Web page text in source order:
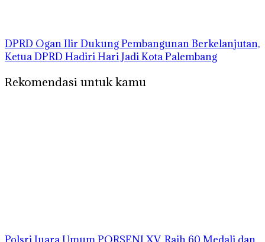
DPRD Ogan Ilir Dukung Pembangunan Berkelanjutan,
Ketua DPRD Hadiri Hari Jadi Kota Palembang
Rekomendasi untuk kamu